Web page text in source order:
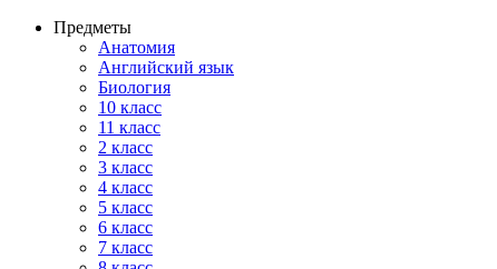
Предметы
Анатомия
Английский язык
Биология
10 класс
11 класс
2 класс
3 класс
4 класс
5 класс
6 класс
7 класс